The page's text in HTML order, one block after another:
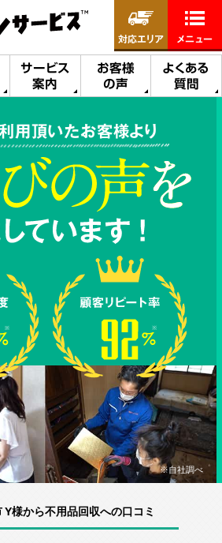
サービス
案内
お客様
の声
よくある
質問
対応エリア メニュー
用頂いたお客様より
※自社調べ
Y様から不用品回収への口コミ